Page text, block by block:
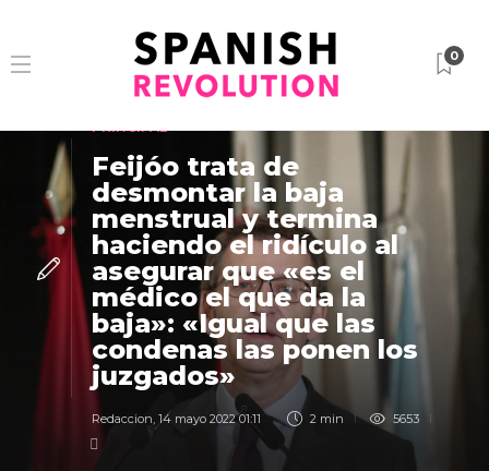
0
PRINCIPAL
Feijóo trata de
desmontar la baja
menstrual y termina
haciendo el ridículo al
asegurar que «es el
médico el que da la
baja»: «Igual que las
condenas las ponen los
juzgados»
Redaccion, 14 mayo 2022 01:11 2 min 5653